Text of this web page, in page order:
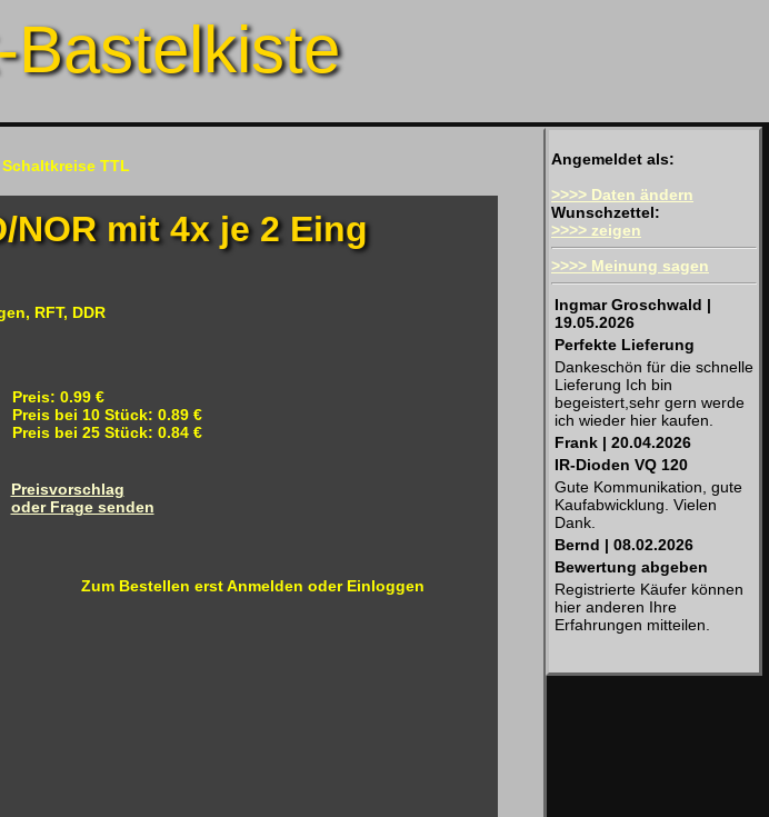
Angemeldet als:
>>>> Daten ändern
Wunschzettel:
>>>> zeigen
>>>> Meinung sagen
Ingmar Groschwald |
19.05.2026
Perfekte Lieferung
Dankeschön für die schnelle
Lieferung Ich bin
begeistert,sehr gern werde
ich wieder hier kaufen.
Frank | 20.04.2026
IR-Dioden VQ 120
Gute Kommunikation, gute
Kaufabwicklung. Vielen
Dank.
Bernd | 08.02.2026
Bewertung abgeben
Registrierte Käufer können
hier anderen Ihre
Erfahrungen mitteilen.
TTL
NOR mit 4x je 2 Eing
RFT, DDR
Preis: 0.99 €
Preis bei 10 Stück: 0.89 €
Preis bei 25 Stück: 0.84 €
Preisvorschlag
oder Frage senden
Zum Bestellen erst Anmelden oder Einloggen